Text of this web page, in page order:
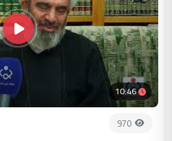
10:46
970